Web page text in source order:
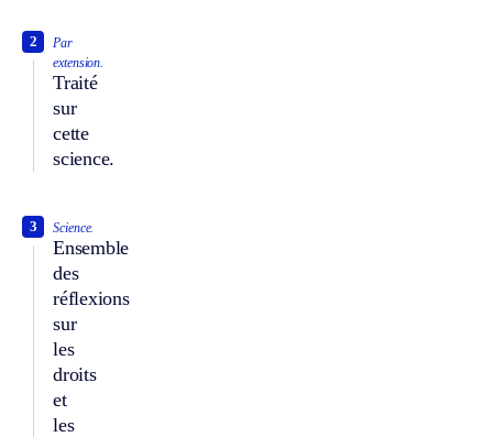
Par
extension.
Traité
sur
cette
science.
2
Science.
Ensemble
des
réflexions
sur
les
droits
et
les
3